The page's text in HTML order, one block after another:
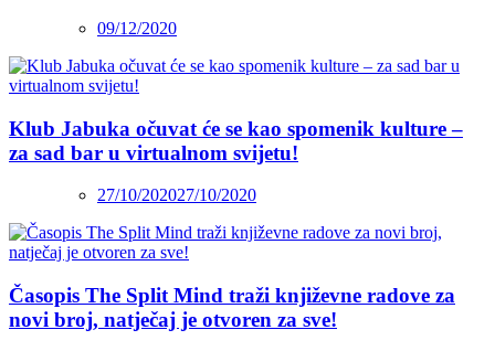
09/12/2020
Klub Jabuka očuvat će se kao spomenik kulture –
za sad bar u virtualnom svijetu!
27/10/202027/10/2020
Časopis The Split Mind traži književne radove za
novi broj, natječaj je otvoren za sve!